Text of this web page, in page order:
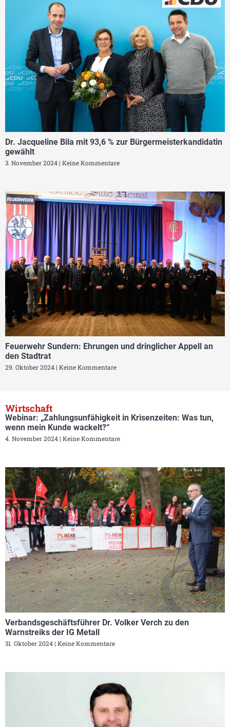
Dr. Jacqueline Bila mit 93,6 % zur Bürgermeisterkandidatin
gewählt
3. November 2024 Keine Kommentare
Feuerwehr Sundern: Ehrungen und dringlicher Appell an
den Stadtrat
29. Oktober 2024 Keine Kommentare
Wirtschaft
Webinar: „Zahlungsunfähigkeit in Krisenzeiten: Was tun,
wenn mein Kunde wackelt?“
4. November 2024 Keine Kommentare
Verbandsgeschäftsführer Dr. Volker Verch zu den
Warnstreiks der IG Metall
31. Oktober 2024 Keine Kommentare